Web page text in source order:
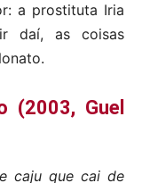
a prostituta Iria
daí, as coisas
(2003, Guel
caju que cai de